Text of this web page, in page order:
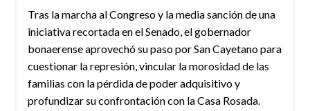
Tras la marcha al Congreso y la media sanción de una
iniciativa recortada en el Senado, el gobernador
bonaerense aprovechó su paso por San Cayetano para
cuestionar la represión, vincular la morosidad de las
familias con la pérdida de poder adquisitivo y
profundizar su confrontación con la Casa Rosada.